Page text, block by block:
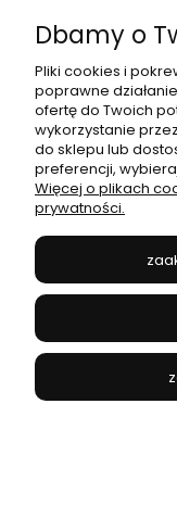
Kinkiet
sypialni
Dbamy o
Pliki cookies i
poprawne
ofertę do Twoich
wykorzystanie
do sklepu lub
preferencji,
Więcej o plikach
prywatności.